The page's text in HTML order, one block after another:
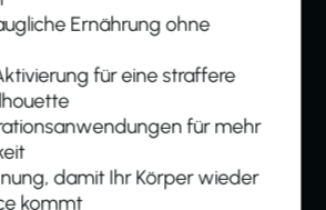
nach Vereinbarung
Ernährung ohne
für eine straffere
für mehr
damit Ihr Körper wieder
kommt